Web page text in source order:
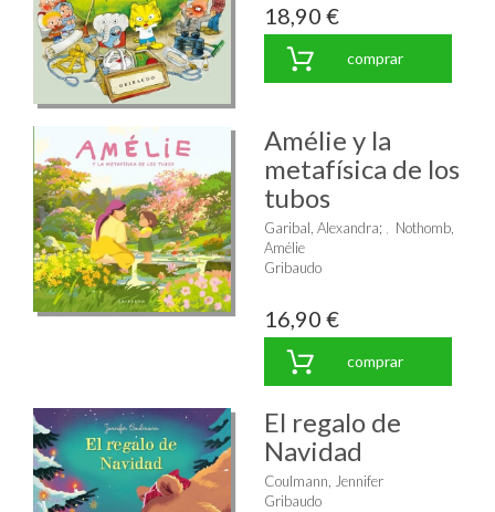
18,90 €
comprar
Amélie y la
metafísica de los
tubos
Garibal, Alexandra;
Nothomb,
Amélie
Gribaudo
16,90 €
comprar
El regalo de
Navidad
Coulmann, Jennifer
Gribaudo